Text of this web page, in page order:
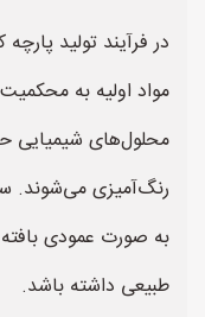
در فرآیند تولید
مواد اولیه به
محلول‌های شیمیایی
رنگ‌آمیزی می‌شوند.
به صورت عمودی
طبیعی داشته باشد.